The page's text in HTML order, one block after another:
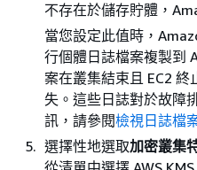
不存在於儲存貯體，
當您設定此值時，
行個體日誌檔案複製到
案在叢集結束且 EC2
失。這些日誌對於故障
訊，請參閱檢視日誌檔
選擇性地選取加密叢集